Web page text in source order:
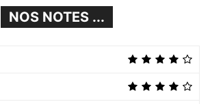
NOS NOTES ...